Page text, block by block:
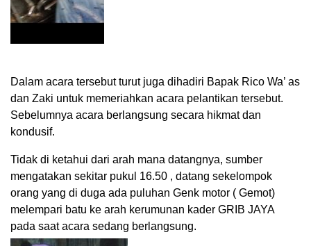
Dalam acara tersebut turut juga dihadiri Bapak Rico Wa’ as
dan Zaki untuk memeriahkan acara pelantikan tersebut.
Sebelumnya acara berlangsung secara hikmat dan
kondusif.
Tidak di ketahui dari arah mana datangnya, sumber
mengatakan sekitar pukul 16.50 , datang sekelompok
orang yang di duga ada puluhan Genk motor ( Gemot)
melempari batu ke arah kerumunan kader GRIB JAYA
pada saat acara sedang berlangsung.